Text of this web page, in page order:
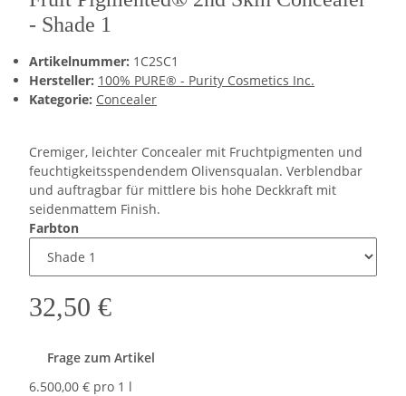
- Shade 1
Artikelnummer: 1C2SC1
Hersteller: 100% PURE® - Purity Cosmetics Inc.
Kategorie: Concealer
Cremiger, leichter Concealer mit Fruchtpigmenten und
feuchtigkeitsspendendem Olivensqualan. Verblendbar
und auftragbar für mittlere bis hohe Deckkraft mit
seidenmattem Finish.
Farbton
32,50 €
Frage zum Artikel
6.500,00 € pro 1 l